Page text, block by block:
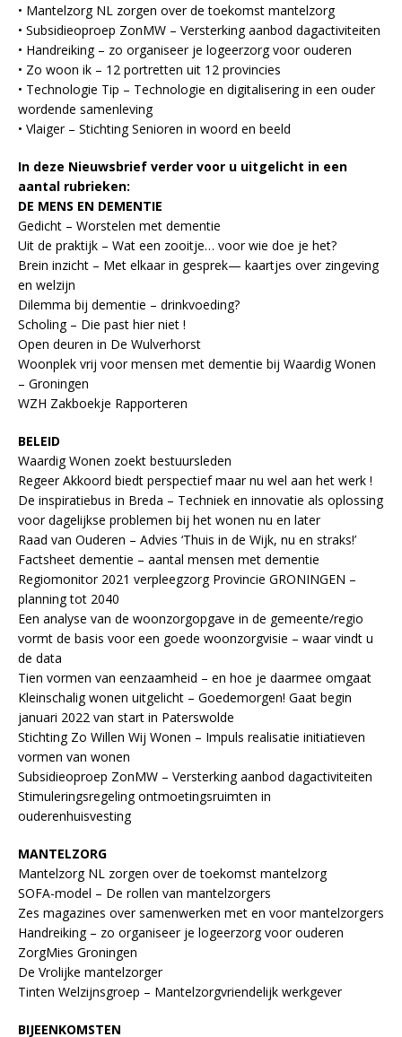
• Mantelzorg NL zorgen over de toekomst mantelzorg
• Subsidieoproep ZonMW – Versterking aanbod dagactiviteiten
• Handreiking – zo organiseer je logeerzorg voor ouderen
• Zo woon ik – 12 portretten uit 12 provincies
• Technologie Tip – Technologie en digitalisering in een ouder
wordende samenleving
• Vlaiger – Stichting Senioren in woord en beeld
In deze Nieuwsbrief verder voor u uitgelicht in een
aantal rubrieken:
DE MENS EN DEMENTIE
Gedicht – Worstelen met dementie
Uit de praktijk – Wat een zooitje… voor wie doe je het?
Brein inzicht – Met elkaar in gesprek— kaartjes over zingeving
en welzijn
Dilemma bij dementie – drinkvoeding?
Scholing – Die past hier niet !
Open deuren in De Wulverhorst
Woonplek vrij voor mensen met dementie bij Waardig Wonen
– Groningen
WZH Zakboekje Rapporteren
BELEID
Waardig Wonen zoekt bestuursleden
Regeer Akkoord biedt perspectief maar nu wel aan het werk !
De inspiratiebus in Breda – Techniek en innovatie als oplossing
voor dagelijkse problemen bij het wonen nu en later
Raad van Ouderen – Advies ‘Thuis in de Wijk, nu en straks!’
Factsheet dementie – aantal mensen met dementie
Regiomonitor 2021 verpleegzorg Provincie GRONINGEN –
planning tot 2040
Een analyse van de woonzorgopgave in de gemeente/regio
vormt de basis voor een goede woonzorgvisie – waar vindt u
de data
Tien vormen van eenzaamheid – en hoe je daarmee omgaat
Kleinschalig wonen uitgelicht – Goedemorgen! Gaat begin
januari 2022 van start in Paterswolde
Stichting Zo Willen Wij Wonen – Impuls realisatie initiatieven
vormen van wonen
Subsidieoproep ZonMW – Versterking aanbod dagactiviteiten
Stimuleringsregeling ontmoetingsruimten in
ouderenhuisvesting
MANTELZORG
Mantelzorg NL zorgen over de toekomst mantelzorg
SOFA-model – De rollen van mantelzorgers
Zes magazines over samenwerken met en voor mantelzorgers
Handreiking – zo organiseer je logeerzorg voor ouderen
ZorgMies Groningen
De Vrolijke mantelzorger
Tinten Welzijnsgroep – Mantelzorgvriendelijk werkgever
BIJEENKOMSTEN